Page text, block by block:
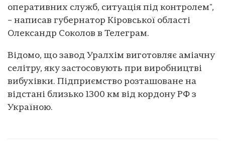
оперативних служб, ситуація під контролем",
– написав губернатор Кіровської області
Олександр Соколов в Телеграм.
Відомо, що завод Уралхім виготовляє аміачну
селітру, яку застосовують при виробництві
вибухівки. Підприємство розташоване на
відстані близько 1300 км від кордону РФ з
Україною.